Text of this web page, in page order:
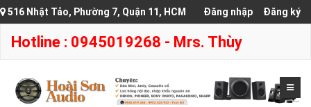
516 Nhật Tảo, Phường 7, Quận 11, HCM Đăng nhập Đăng ký
Hotline : 0945019268 - Mrs. Thùy